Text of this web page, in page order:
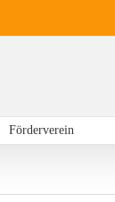
Förderverein